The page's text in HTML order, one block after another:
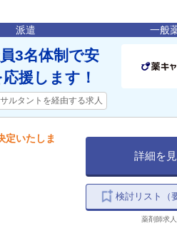
派遣 一般
3名体制で安
援します！
ルタントを経由する求人
定いたしま
詳細を
検討リスト（
薬剤師求